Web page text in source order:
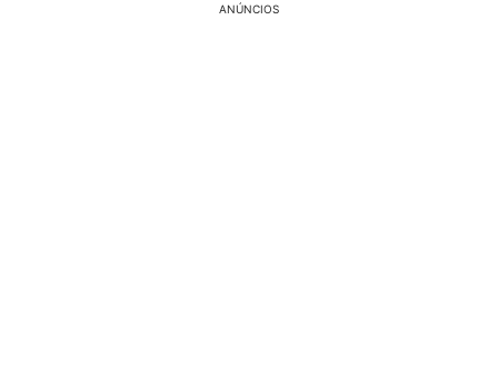
ANÚNCIOS